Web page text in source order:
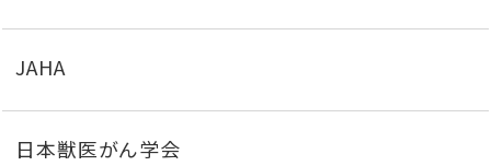
JAHA
日本獣医がん学会